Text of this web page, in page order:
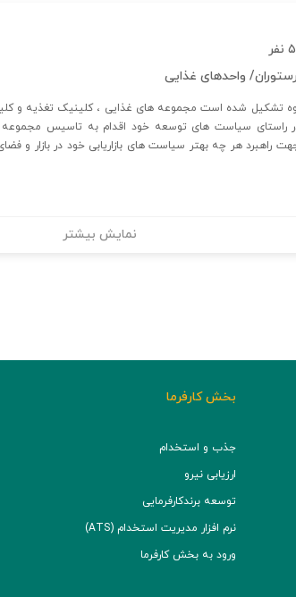
واحدهای غذایی
تشکیل شده است مجموعه های غذایی ، کلینیک تغذیه و
راستای سیاست های توسعه خود اقدام به تاسیس مجموعه
راهبرد هر چه بهتر سیاست های بازاریابی خود در بازار و
نمایش بیشتر
بخش کارفرما
جذب و استخدام
ارزیابی نیرو
توسعه برند‌کارفرمایی
نرم افزار مدیریت استخدام (ATS)
ورود به بخش کارفرما